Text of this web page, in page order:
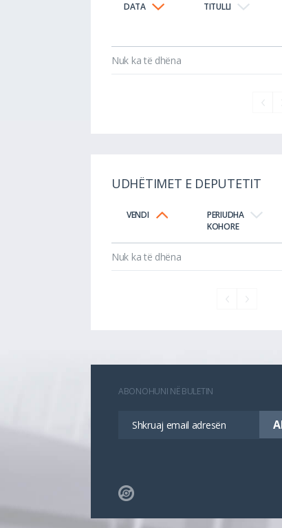
DATA TITULLI
Nuk ka të dhëna
UDHËTIMET E DEPUTETIT
VENDI
PERIUDHA
KOHORE
Nuk ka të dhëna
ABONOHUNI NË BULETIN